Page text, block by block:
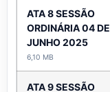
ATA 8 SESSÃO
ORDINÁRIA 04 DE
JUNHO 2025
6,10 MB
ATA 9 SESSÃO